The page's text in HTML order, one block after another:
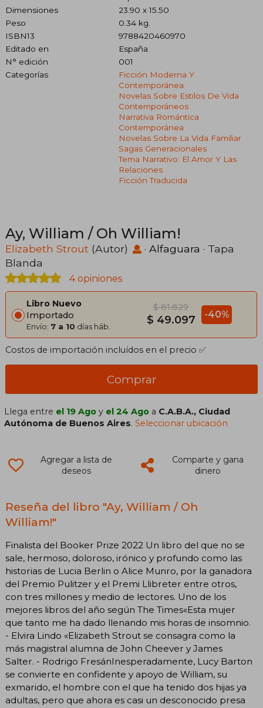
Dimensiones
23.90 x 15.50
Peso
0.34 kg.
ISBN13
9788420460970
Editado en
España
N° edición
001
Categorías
Ficción Moderna Y
Contemporánea
Novelas Sobre Estilos De Vida
Contemporáneos
Narrativa Romántica
Contemporánea
Novelas Sobre La Vida Familiar
Sagas Generacionales
Tema Narrativo: El Amor Y Las
Relaciones
Ficción Traducida
Ay, William / Oh William!
Elizabeth Strout (Autor) · Alfaguara · Tapa
Blanda
4 opiniones
Libro Nuevo
Importado
Envío: 7 a 10 días háb.
$ 81.829
$ 49.097 -40%
Costos de importación incluídos en el precio ✅
Comprar
Llega entre el 19 Ago y el 24 Ago a C.A.B.A., Ciudad
Autónoma de Buenos Aires.Seleccionar ubicación
Agregar a lista de
deseos
Comparte y gana
dinero
Reseña del libro "Ay, William / Oh
William!"
Finalista del Booker Prize 2022 Un libro del que no se
sale, hermoso, doloroso, irónico y profundo como las
historias de Lucia Berlin o Alice Munro, por la ganadora
del Premio Pulitzer y el Premi Llibreter entre otros,
con tres millones y medio de lectores. Uno de los
mejores libros del año según The Times«Esta mujer
que tanto me ha dado llenando mis horas de insomnio.
- Elvira Lindo «Elizabeth Strout se consagra como la
más magistral alumna de John Cheever y James
Salter. - Rodrigo FresánInesperadamente, Lucy Barton
se convierte en confidente y apoyo de William, su
exmarido, el hombre con el que ha tenido dos hijas ya
adultas, pero que ahora es casi un desconocido presa